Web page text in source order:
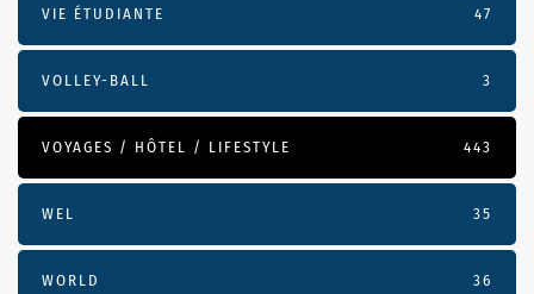
VIE ÉTUDIANTE 47
VOLLEY-BALL 3
VOYAGES / HÔTEL / LIFESTYLE 443
WEL 35
WORLD 36